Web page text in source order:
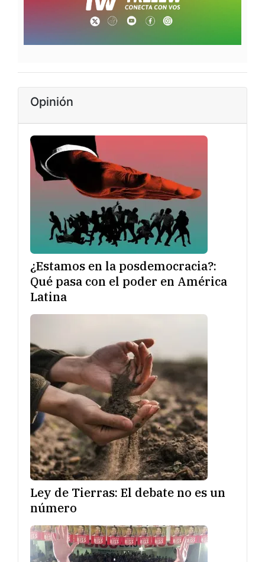
Opinión
¿Estamos en la posdemocracia?:
Qué pasa con el poder en América
Latina
Ley de Tierras: El debate no es un
número